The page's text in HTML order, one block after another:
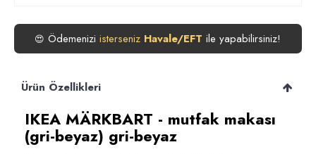
😍 Ödemenizi ile yapabilirsiniz!
Ürün Özellikleri
IKEA MÄRKBART - mutfak makası
(gri-beyaz) gri-beyaz